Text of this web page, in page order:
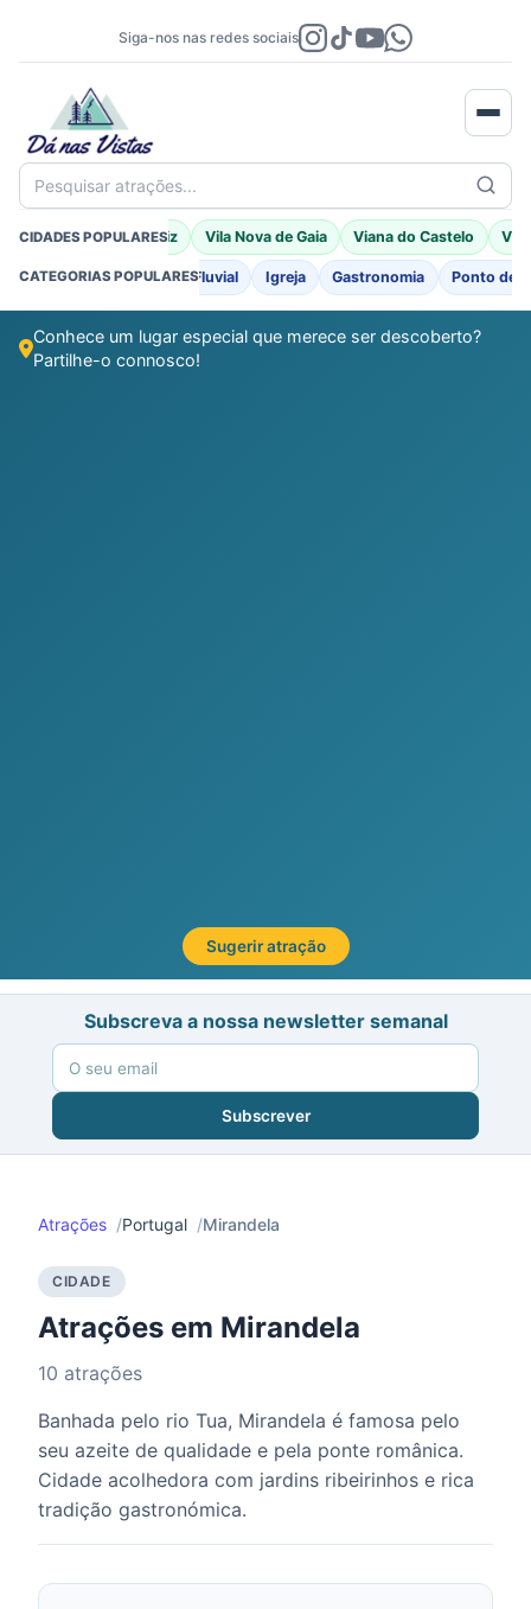
Siga-nos nas redes sociais
Pesquisar atrações...
CIDADES POPULARES
Braga Porto Moniz Vila Nova de Gaia Viana do Castelo Vila
CATEGORIAS POPULARES
Fortificações Praia Fluvial Igreja Gastronomia Ponto de
Conhece um lugar especial que merece ser descoberto?
Partilhe-o connosco!
Sugerir atração
Subscreva a nossa newsletter semanal
Subscrever
Atrações Portugal Mirandela
CIDADE
Atrações em Mirandela
10 atrações
Banhada pelo rio Tua, Mirandela é famosa pelo
seu azeite de qualidade e pela ponte românica.
Cidade acolhedora com jardins ribeirinhos e rica
tradição gastronómica.